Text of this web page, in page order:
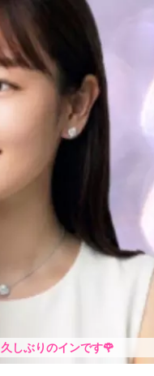
久しぶりのインです🌹